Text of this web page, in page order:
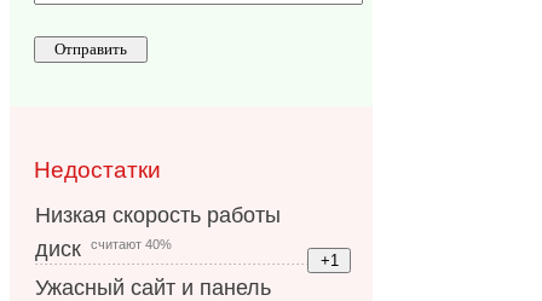
Недостатки
Низкая скорость работы
диск
считают 40%
Ужасный сайт и панель